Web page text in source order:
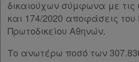
Πληροφορίες
δικαιούχων σύμφωνα με τις
και 174/2020 αποφάσεις
Πρωτοδικείου Αθηνών.
Το ανωτέρω ποσό των